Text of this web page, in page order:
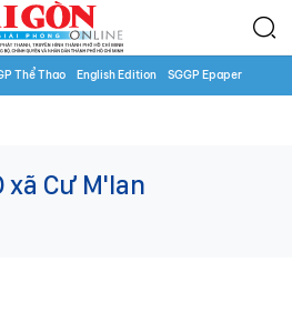
Thể Thao English Edition SGGP Epaper
xã Cư M'lan